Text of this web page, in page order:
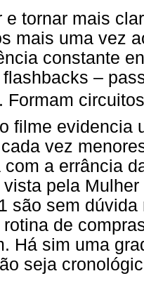
e tornar mais
mais uma vez
constante
–
circuitos
filme evidencia
vez
com a errância
pela
são sem
de
Há sim uma
seja